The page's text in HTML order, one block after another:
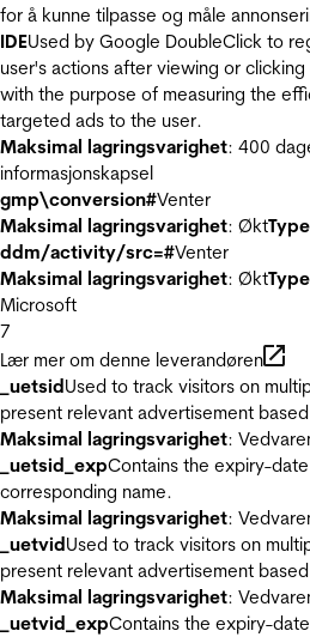
for å kunne tilpasse og måle
IDEUsed by Google DoubleClick to
user's actions after viewing or
with the purpose of measuring the
targeted ads to the user.
Maksimal lagringsvarighet: 400
informasjonskapsel
gmp\conversion#Venter
Maksimal lagringsvarighet: ØktType
ddm/activity/src=#Venter
Maksimal lagringsvarighet: ØktType
Microsoft
7
Lær mer om denne leverandøren
_uetsidUsed to track visitors on
present relevant advertisement
Maksimal lagringsvarighet:
_uetsid_expContains the expiry-
corresponding name.
Maksimal lagringsvarighet:
_uetvidUsed to track visitors on
present relevant advertisement
Maksimal lagringsvarighet:
_uetvid_expContains the expiry-